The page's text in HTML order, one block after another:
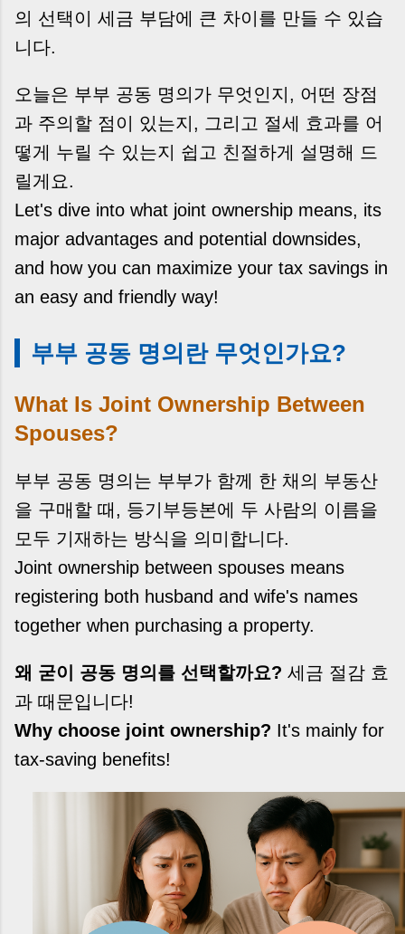
두려운 날이 아니라 “내 집을 완성하는 마지막 퍼
즐” 이 될 수 있습니다. | Introduction (Tap to
expand) Have you ever thought like this?
의 선택이 세금 부담에 큰 차이를 만들 수 있습
니다.
오늘은 부부 공동 명의가 무엇인지, 어떤 장점
과 주의할 점이 있는지, 그리고 절세 효과를 어
떻게 누릴 수 있는지 쉽고 친절하게 설명해 드
릴게요.
Let's dive into what joint ownership means, its
major advantages and potential downsides,
and how you can maximize your tax savings in
an easy and friendly way!
부부 공동 명의란 무엇인가요?
What Is Joint Ownership Between
Spouses?
부부 공동 명의는 부부가 함께 한 채의 부동산
을 구매할 때, 등기부등본에 두 사람의 이름을
모두 기재하는 방식을 의미합니다.
Joint ownership between spouses means
registering both husband and wife's names
together when purchasing a property.
왜 굳이 공동 명의를 선택할까요? 세금 절감 효
과 때문입니다!
Why choose joint ownership? It's mainly for
tax-saving benefits!